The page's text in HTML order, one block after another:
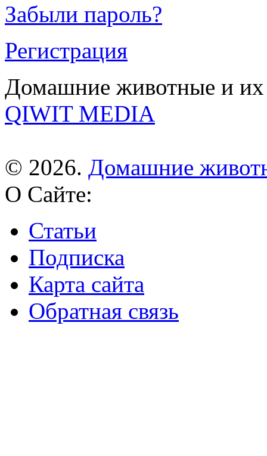
Забыли пароль?
Регистрация
Домашние животные и их
QIWIT MEDIA
© 2026. Домашние
О Сайте:
Статьи
Подписка
Карта сайта
Обратная связь